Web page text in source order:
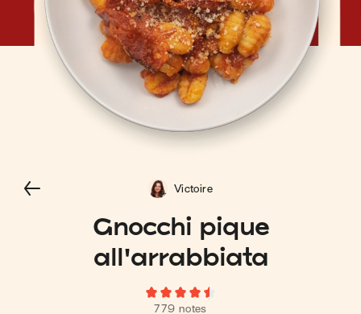
Gnocchi pique
all'arrabbiata
779 notes
Victoire